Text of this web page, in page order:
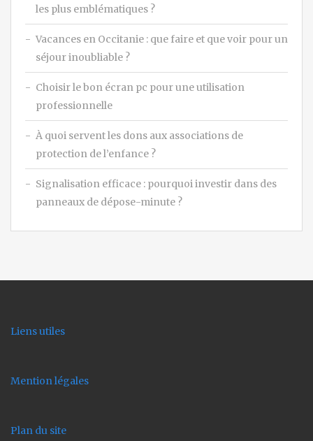
les plus emblématiques ?
Vacances en Occitanie : que faire et que voir pour un
séjour inoubliable ?
Choisir le bon écran pc pour une utilisation
professionnelle
À quoi servent les dons aux associations de
protection de l’enfance ?
Signalisation efficace : pourquoi investir dans des
panneaux de dépose-minute ?
Liens utiles
Mention légales
Plan du site